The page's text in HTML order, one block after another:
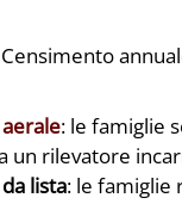
: le famiglie
un rilevatore
lista: le famiglie